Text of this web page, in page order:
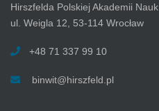
Hirszfelda Polskiej Akademii Nauk
ul. Weigla 12, 53-114 Wrocław
+48 71 337 99 10
binwit@hirszfeld.pl